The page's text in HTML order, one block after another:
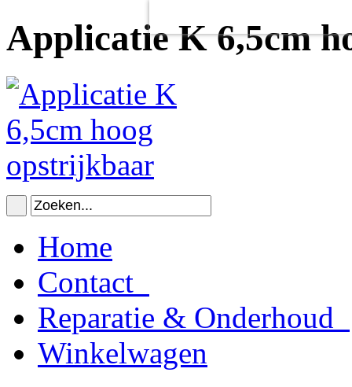
Applicatie K 6,5cm
Home
Contact
Reparatie & Onderhoud
Winkelwagen